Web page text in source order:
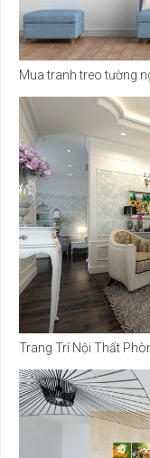
Mua tranh treo tường
Trang Trí Nội Thất